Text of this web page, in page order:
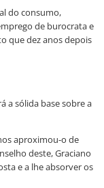
do consumo,
de burocrata e
que dez anos depois
a sólida base sobre a
aproximou-o de
deste, Graciano
e a lhe absorver os